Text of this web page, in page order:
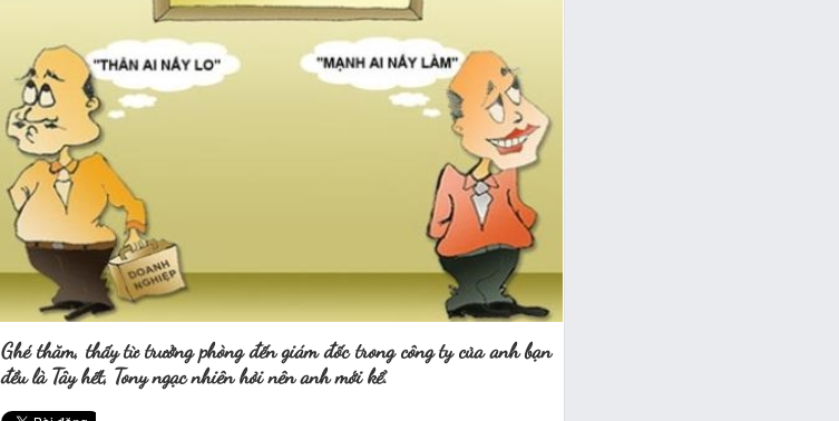
Ghé thăm, thấy từ trưởng phòng đến giám đốc trong công ty của anh bạn
đều là Tây hết, Tony ngạc nhiên hỏi nên anh mới kể.